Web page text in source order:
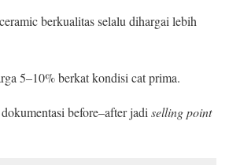
berkualitas selalu dihargai lebih
5–10% berkat kondisi cat prima.
before–after jadi selling point